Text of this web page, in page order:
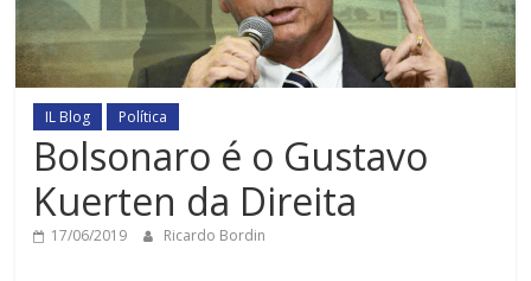
IL Blog Política
Bolsonaro é o Gustavo
Kuerten da Direita
17/06/2019 Ricardo Bordin